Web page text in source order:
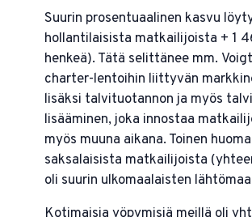
Suurin prosentuaalinen kasvu
hollantilaisista matkailijoista + 1
henkeä). Tätä selittänee mm.
charter-lentoihin liittyvän
lisäksi talvituotannon ja myös
lisääminen, joka innostaa
myös muuna aikana. Toinen
saksalaisista matkailijoista
oli suurin ulkomaalaisten